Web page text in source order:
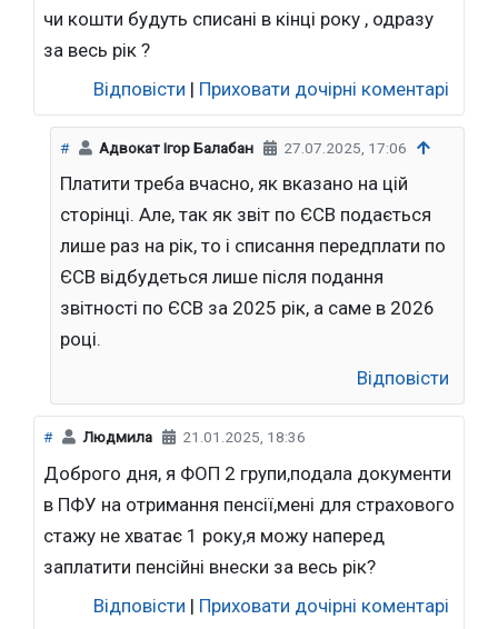
чи кошти будуть списані в кінці року , одразу
за весь рік ?
Відповісти | Приховати дочірні коментарі
# Адвокат Ігор Балабан 27.07.2025, 17:06
Платити треба вчасно, як вказано на цій
сторінці. Але, так як звіт по ЄСВ подається
лише раз на рік, то і списання передплати по
ЄСВ відбудеться лише після подання
звітності по ЄСВ за 2025 рік, а саме в 2026
році.
Відповісти
# Людмила 21.01.2025, 18:36
Доброго дня, я ФОП 2 групи,подала документи
в ПФУ на отримання пенсії,мені для страхового
стажу не хватає 1 року,я можу наперед
заплатити пенсійні внески за весь рік?
Відповісти | Приховати дочірні коментарі